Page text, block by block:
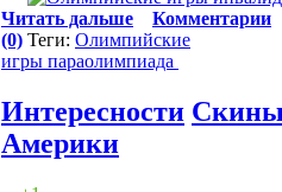
Читать дальше
Комментарии
(0) Теги: Олимпийские
игры параолимпиада
Интересности
Америки